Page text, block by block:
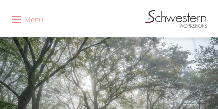
Menü